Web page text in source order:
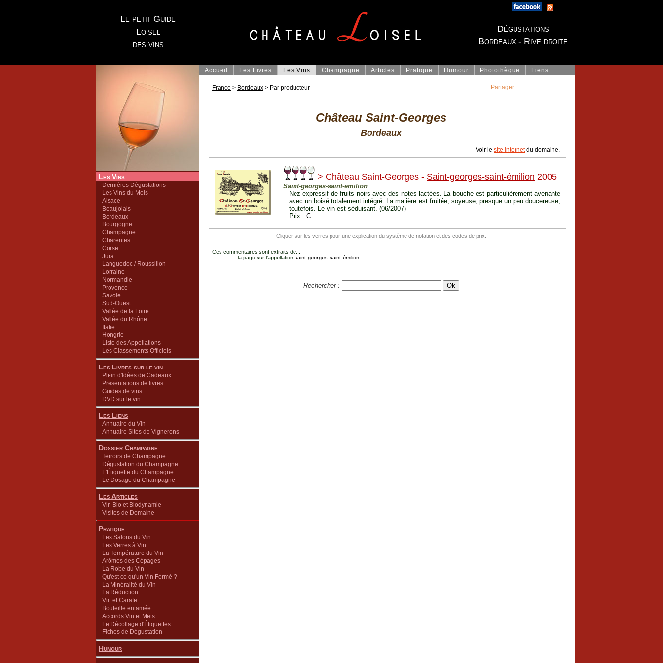
Le petit Guide
Loisel
des vins
Dégustations
Bordeaux - Rive droite
Les Vins
Dernières Dégustations
Les Vins du Mois
Alsace
Beaujolais
Bordeaux
Bourgogne
Champagne
Charentes
Corse
Jura
Languedoc / Roussillon
Lorraine
Normandie
Provence
Savoie
Sud-Ouest
Vallée de la Loire
Vallée du Rhône
Italie
Hongrie
Liste des Appellations
Les Classements Officiels
Les Livres sur le vin
Plein d'Idées de Cadeaux
Présentations de livres
Guides de vins
DVD sur le vin
Les Liens
Annuaire du Vin
Annuaire Sites de Vignerons
Dossier Champagne
Terroirs de Champagne
Dégustation du Champagne
L'Étiquette du Champagne
Le Dosage du Champagne
Les Articles
Vin Bio et Biodynamie
Visites de Domaine
Pratique
Les Salons du Vin
Les Verres à Vin
La Température du Vin
Arômes des Cépages
La Robe du Vin
Qu'est ce qu'un Vin Fermé ?
La Minéralité du Vin
La Réduction
Vin et Carafe
Bouteille entamée
Accords Vin et Mets
Le Décollage d'Étiquettes
Fiches de Dégustation
Humour
Accueil Les Livres Les Vins Champagne Articles Pratique Humour Photothèque Liens
France > Bordeaux > Par producteur
Château Saint-Georges
Bordeaux
Voir le site internetdu domaine.
> Château Saint-Georges - Saint-georges-saint-émilion 2005
Saint-georges-saint-émilion
Nez expressif de fruits noirs avec des notes lactées. La bouche est particulièrement avenante
avec un boisé totalement intégré. La matière est fruitée, soyeuse, presque un peu doucereuse,
toutefois. Le vin est séduisant. (06/2007)
Prix : C
Cliquer sur les verres pour une explication du système de notation et des codes de prix.
Ces commentaires sont extraits de...
... la page sur l'appellation saint-georges-saint-émilion
Rechercher :
Partager